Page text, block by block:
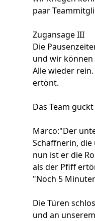
paar
Zugansage III
Die
und wir
Alle wieder
ertönt.
Das Team
Marco:"Der
Schaffnerin,
nun ist er die
als der Pfiff
"Noch 5
Die Türen
und an